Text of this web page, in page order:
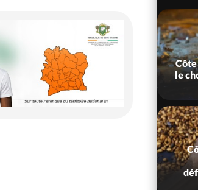
POLITIQUE
Côte d'Ivoire : Indépendance
2026, Yopougon coeur
battant de la célébration...
le